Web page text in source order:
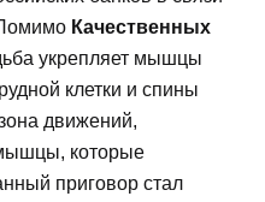
Качественных
укрепляет мышцы
клетки и спины
движений,
которые
приговор стал